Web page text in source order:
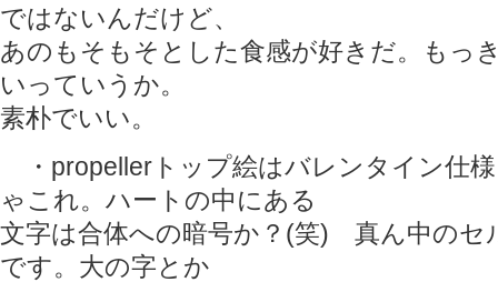
ではないんだけど、
あのもそもそとした食感が好きだ。もっ
いっていうか。
素朴でいい。
・propellerトップ絵はバレンタイン仕
ゃこれ。ハートの中にある
文字は合体への暗号か？(笑) 真ん中のセ
です。大の字とか